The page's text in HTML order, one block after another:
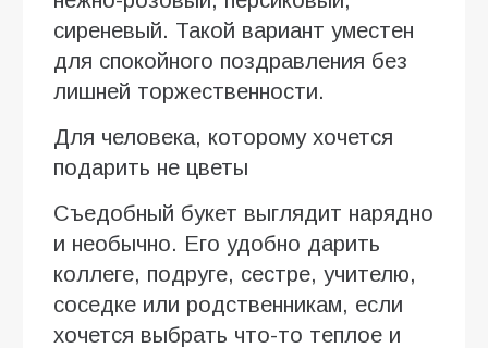
сиреневый. Такой вариант уместен
для спокойного поздравления без
лишней торжественности.
Для человека, которому хочется
подарить не цветы
Съедобный букет выглядит нарядно
и необычно. Его удобно дарить
коллеге, подруге, сестре, учителю,
соседке или родственникам, если
хочется выбрать что-то теплое и